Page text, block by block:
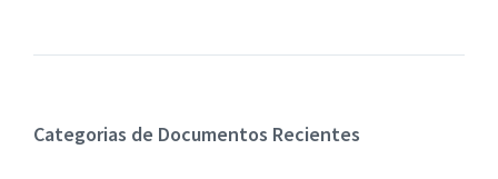
Categorias de Documentos Recientes